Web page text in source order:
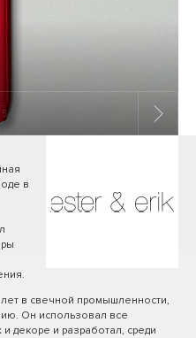
в
в свечной промышленности,
Он использовал все
декоре и разработал, среди